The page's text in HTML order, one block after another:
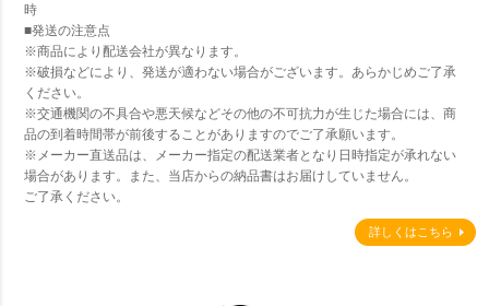
時
■発送の注意点
※商品により配送会社が異なります。
※破損などにより、発送が適わない場合がございます。あらかじめご了承
ください。
※交通機関の不具合や悪天候などその他の不可抗力が生じた場合には、商
品の到着時間帯が前後することがありますのでご了承願います。
※メーカー直送品は、メーカー指定の配送業者となり日時指定が承れない
場合があります。また、当店からの納品書はお届けしていません。
ご了承ください。
詳しくはこちら